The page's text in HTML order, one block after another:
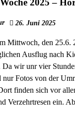
2025 –
26. Juni 2025
Mittwoch, den 25.6.
Ausflug nach
Da wir unr vier
nur Fotos von der
finden sich vor
Verzehrtresen ein.